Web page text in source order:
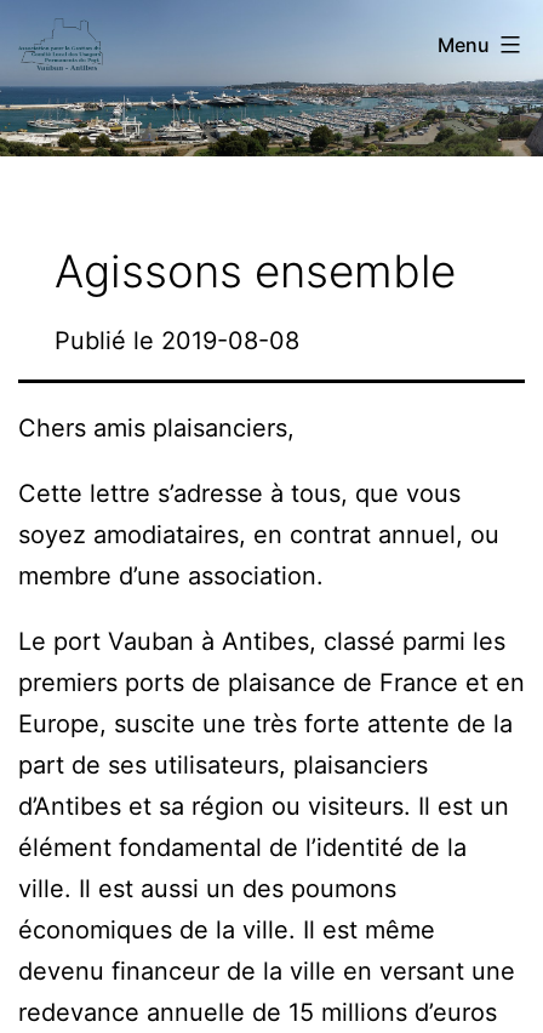
au
contenu
Pour
la
CLUPP
Menu
Agissons ensemble
Publié le 2019-08-08
Chers amis plaisanciers,
Cette lettre s’adresse à tous, que vous
soyez amodiataires, en contrat annuel, ou
membre d’une association.
Le port Vauban à Antibes, classé parmi les
premiers ports de plaisance de France et en
Europe, suscite une très forte attente de la
part de ses utilisateurs, plaisanciers
d’Antibes et sa région ou visiteurs. Il est un
élément fondamental de l’identité de la
ville. Il est aussi un des poumons
économiques de la ville. Il est même
devenu financeur de la ville en versant une
redevance annuelle de 15 millions d’euros